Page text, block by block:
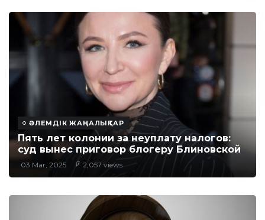
ӘЛЕМДІК ЖАҢАЛЫҚТАР
Пять лет колонии за неуплату налогов:
суд вынес приговор блогеру Блиновской
03 Mar, 2025 2,057 views